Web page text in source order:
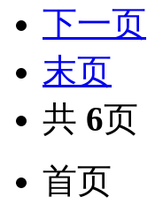
下一页
末页
共 6页
首页